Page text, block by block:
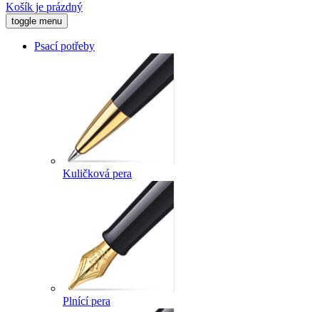
Košík je prázdný
toggle menu
Psací potřeby
Kuličková pera
Plnící pera